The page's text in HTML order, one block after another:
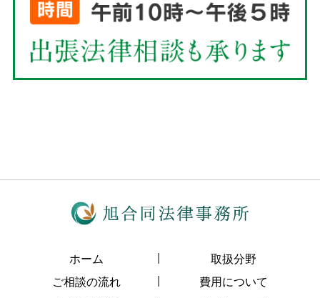
ホーム
取扱分野
ご相談の流れ
費用について